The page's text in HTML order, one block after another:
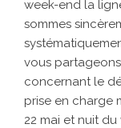
week-end la
sommes
vous
concernant le
prise en charge
22 mai et nuit du